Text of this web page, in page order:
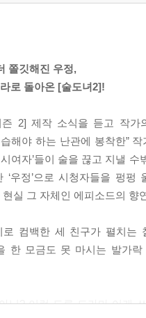
쫄깃해진 우정,
로 돌아온 [술도녀2]!
즌 2] 제작 소식을 듣고 작
해야 하는 난관에 봉착한”
여자’들이 술을 끊고 지낼
‘우정’으로 시청자들을 펑
실 그 자체인 에피소드의 향
로 컴백한 세 친구가 펼치는
한 모금도 못 마시는 발가
님? 이런 도른 드라마 어케